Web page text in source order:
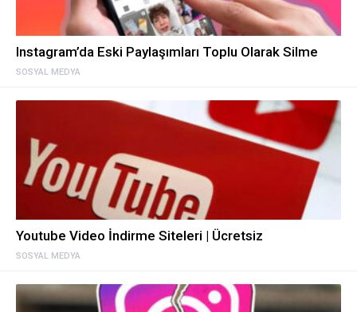
SOSYAL MEDYA
Instagram’da Eski Paylaşımları Toplu Olarak Silme
SOSYAL MEDYA
Youtube Video İndirme Siteleri | Ücretsiz